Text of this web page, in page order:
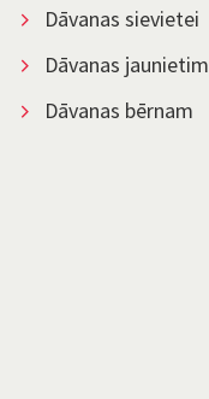
Dāvanas sievietei
Dāvanas jaunietim
Dāvanas bērnam